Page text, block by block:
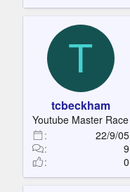
T
tcbeckham
Youtube Master Race
22/9/05
9
0